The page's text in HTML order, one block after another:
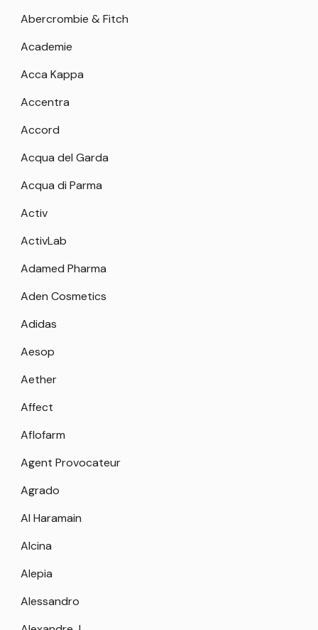
Abercrombie & Fitch
Academie
Acca Kappa
Accentra
Accord
Acqua del Garda
Acqua di Parma
Activ
ActivLab
Adamed Pharma
Aden Cosmetics
Adidas
Aesop
Aether
Affect
Aflofarm
Agent Provocateur
Agrado
Al Haramain
Alcina
Alepia
Alessandro